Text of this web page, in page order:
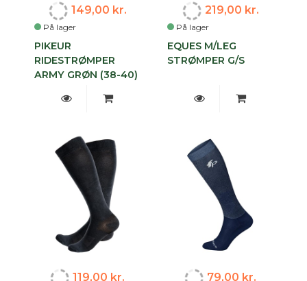
På lager
149,00 kr.
PIKEUR
RIDESTRØMPER
ARMY GRØN (38-40)
På lager
219,00 kr.
EQUES M/LEG
STRØMPER G/S
119,00 kr. 79,00 kr.